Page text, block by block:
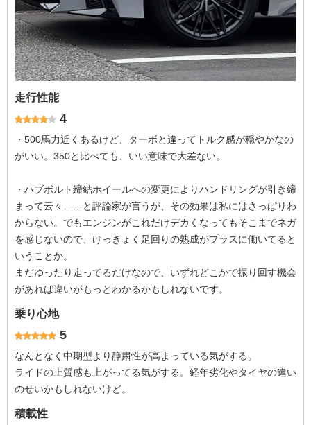
走行性能
4
・500馬力近くあるけど、ターボと違ってトルク感が穏やかなの
がいい。350と比べても、いい意味で大差ない。
・ハブボルト締結ホイールへの変更によりハンドリングが引き締
まって云々……と評論家が言うが、その効果は私にはさっぱりわ
からない。でもエンジンがこれだけデカくなってもそこまでネガ
を感じないので、けっきょく足回りの熟成がプラスに働いてると
いうことか。
まだゆったり走ってるだけなので、いずれどこかで振り回す機会
があれば違いがもっとわかるかもしれないです。
乗り心地
5
なんとなく中期型より静粛性が高まっている気がする。
ライドの上質感も上がってる気がする。経年劣化やタイヤの違い
のせいかもしれないけど。
積載性